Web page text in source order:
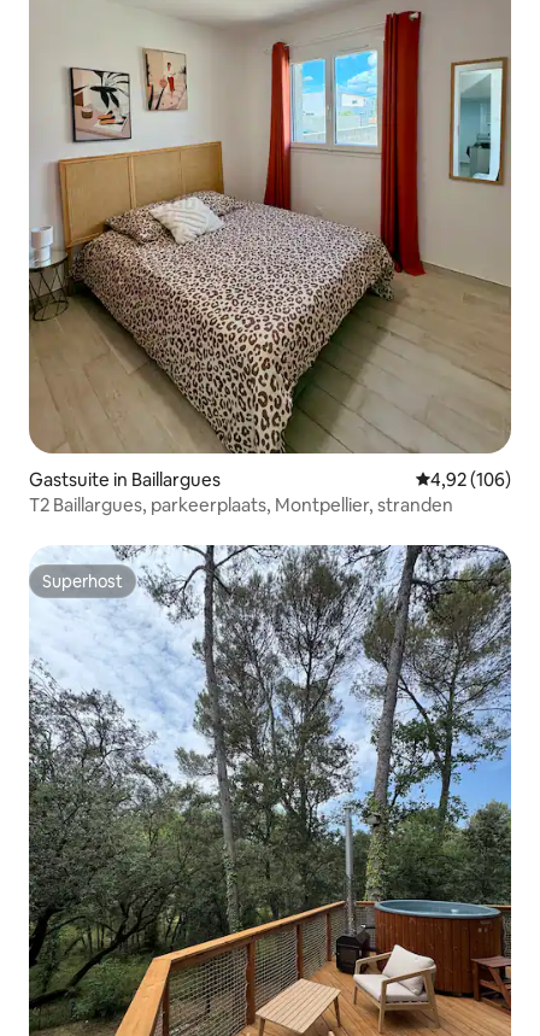
Gastsuite in Baillargues Gemiddelde
4,92 (106)
T2 Baillargues, parkeerplaats, Montpellier, stranden
Superhost
Superhost